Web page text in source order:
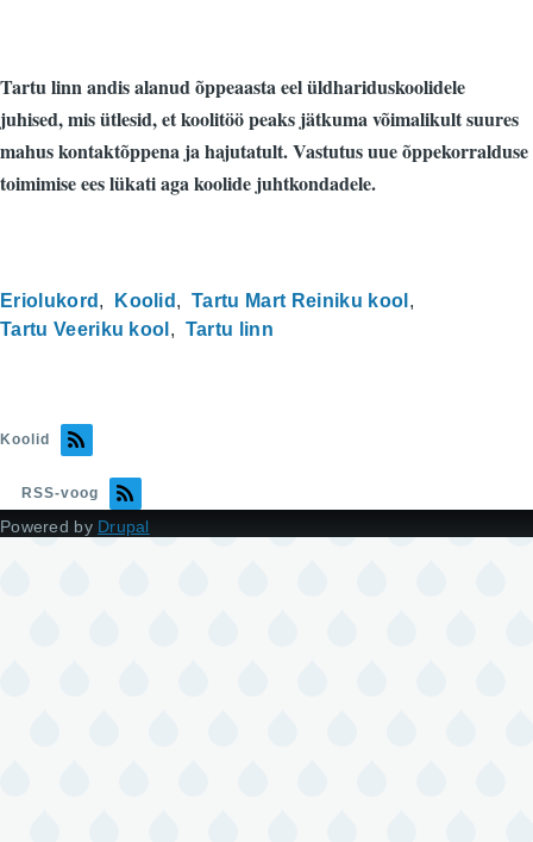
Tartu linn andis alanud õppeaasta eel üldhariduskoolidele
juhised, mis ütlesid, et koolitöö peaks jätkuma võimalikult suures
mahus kontaktõppena ja hajutatult. Vastutus uue õppekorralduse
toimimise ees lükati aga koolide juhtkondadele.
Eriolukord Koolid
Tartu Mart Reiniku kool
Tartu Veeriku kool
Tartu linn
Koolid
RSS-voog
Powered by Drupal